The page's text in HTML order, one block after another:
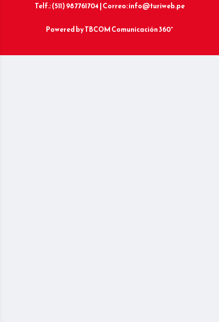
Telf.: (511) 987761704 | Correo: info@turiweb.pe
Powered byTBCOM Comunicación 360°